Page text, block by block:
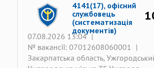
4141(17), офісний
службовець
(систематизація
документів)
07.08.2026 13:04 |
№ вакансії: 07012608060001 |
Закарпатська область,